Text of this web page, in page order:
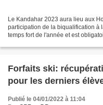
Le Kandahar 2023 aura lieu aux
participation de la biqualification à
temps fort de l'année et est
Forfaits ski:
pour les derniers
Publié le 04/01/2022 à 11:04